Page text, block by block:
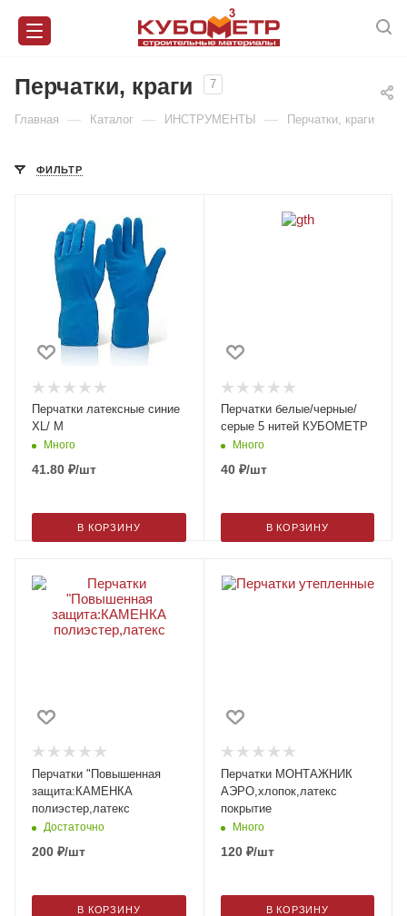
Перчатки, краги 7
Главная — Каталог — ИНСТРУМЕНТЫ — Перчатки, краги
ФИЛЬТР
Перчатки латексные синие
XL/ M
Много
41.80 ₽/шт
В КОРЗИНУ
Перчатки белые/черные/
серые 5 нитей КУБОМЕТР
Много
40₽/шт
В КОРЗИНУ
Перчатки "Повышенная
защита:КАМЕНКА
полиэстер,латекс
Достаточно
200 ₽/шт
В КОРЗИНУ
Перчатки МОНТАЖНИК
АЭРО,хлопок,латекс
покрытие
Много
120₽/шт
В КОРЗИНУ